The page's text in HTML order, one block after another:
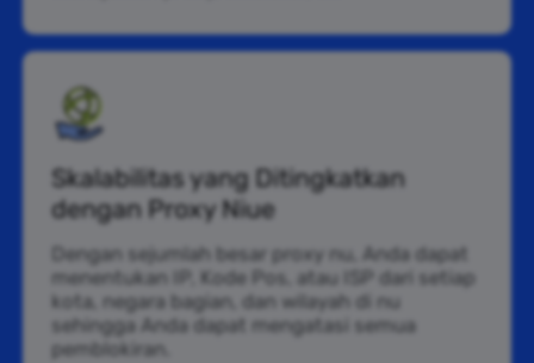
Skalabilitas yang Ditingkatkan
dengan Proxy Niue
Dengan sejumlah besar proxy nu, Anda dapat
menentukan IP, Kode Pos, atau ISP dari setiap
kota, negara bagian, dan wilayah di nu
sehingga Anda dapat mengatasi semua
pemblokiran.